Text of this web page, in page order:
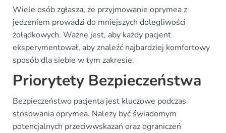
Wiele osób zgłasza, że przyjmowanie oprymea z
jedzeniem prowadzi do mniejszych dolegliwości
żołądkowych. Ważne jest, aby każdy pacjent
eksperymentował, aby znaleźć najbardziej komfortowy
sposób dla siebie w tym zakresie.
Priorytety Bezpieczeństwa
Bezpieczeństwo pacjenta jest kluczowe podczas
stosowania oprymea. Należy być świadomym
potencjalnych przeciwwskazań oraz ograniczeń